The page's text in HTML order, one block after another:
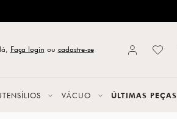
Faça login ou cadastre-se
VÁCUO ÚLTIMAS PEÇAS